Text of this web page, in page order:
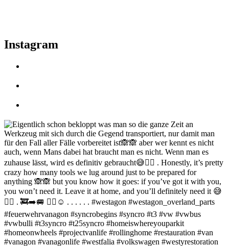
Instagram